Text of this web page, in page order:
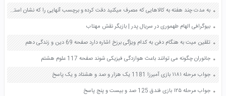
به مدت چند هفته به کالاهایی که مصرف میکنید دقت کرده و برچسب آنهایی را که نشان استاندارد دارند به کلاس بیاورید بین دو کالای مشابه که یکی مهر استاندارد دارد و دیگری ندارد کدام را انتخاب می کنید؟ چرا؟ صفحه 39 مطالعات اجتماعی هفتم
بیوگرافی الهام طهموری در سریال پدر | بازیگر نقش مهتاب
تلقین میت به هنگام دفن به کدام ویژگی برزخ اشاره دارد صفحه 69 دین و زندگی دهم
جانوران چگونه می توانند باعث هوازدگی فیزیکی شوند صفحه 117 علوم هشتم
جواب مرحله ۱۱۸۱ بازی آمیرزا 1181 یک هزار و صد و هشتاد و یک پاسخ
جواب مرحله ۱۲۵ بازی فندق 125 صد و بیست و پنج پاسخ